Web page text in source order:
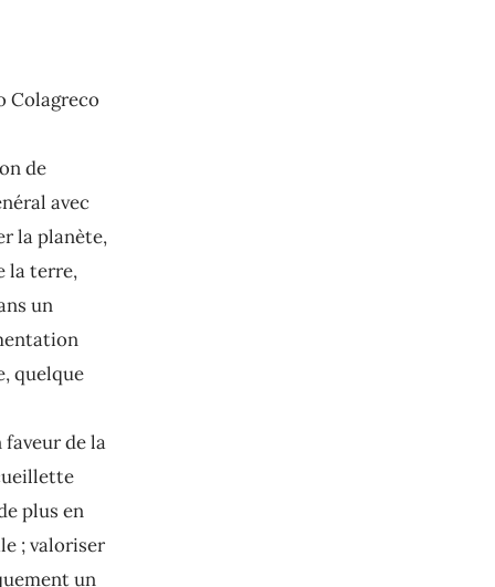
Colagreco
de
avec
la planète,
la terre,
un
quelque
de la
plus en
; valoriser
un